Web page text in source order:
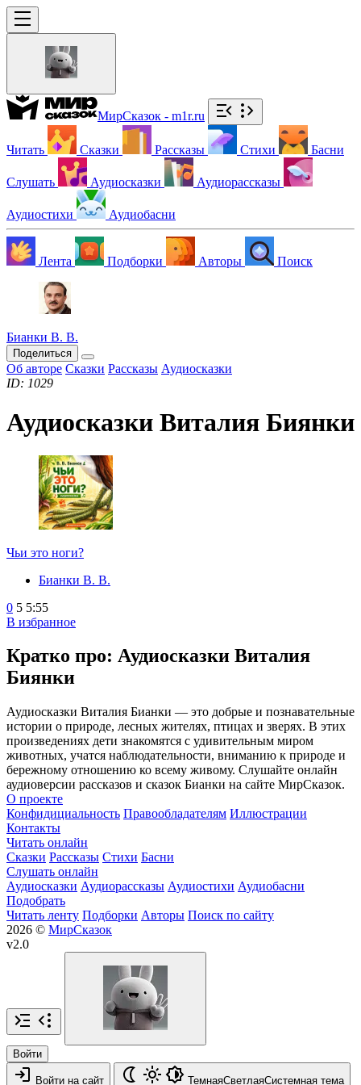
МирСказок - m1r.ru
Читать Сказки Рассказы Стихи Басни
Слушать Аудиосказки Аудиорассказы
Аудиостихи Аудиобасни
Лента Подборки Авторы Поиск
Бианки В. В.
Поделиться
Об авторе Сказки Рассказы Аудиосказки
ID: 1029
Аудиосказки Виталия Биянки
Чьи это ноги?
Бианки В. В.
0 5 5:55
В избранное
Кратко про: Аудиосказки Виталия
Биянки
Аудиосказки Виталия Бианки — это добрые и познавательные
истории о природе, лесных жителях, птицах и зверях. В этих
произведениях дети знакомятся с удивительным миром
животных, учатся наблюдательности, вниманию к природе и
бережному отношению ко всему живому. Слушайте онлайн
аудиоверсии рассказов и сказок Бианки на сайте МирСказок.
О проекте
Конфидициальность Правообладателям Иллюстрации
Контакты
Читать онлайн
Сказки Рассказы Стихи Басни
Слушать онлайн
Аудиосказки Аудиорассказы Аудиостихи Аудиобасни
Подобрать
Читать ленту Подборки Авторы Поиск по сайту
2026 © МирСказок
v2.0
Войти
Войти на сайт ТемнаяСветлаяСистемная тема